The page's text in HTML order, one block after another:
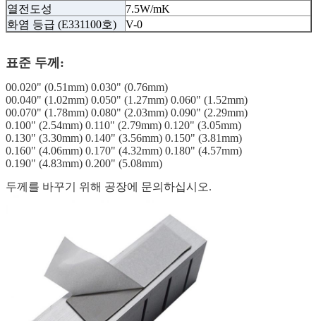
열전도성
7.5W/mK
화염 등급 (E331100호)
V-0
표준 두께:
00.020" (0.51mm) 0.030" (0.76mm)
00.040" (1.02mm) 0.050" (1.27mm) 0.060" (1.52mm)
00.070" (1.78mm) 0.080" (2.03mm) 0.090" (2.29mm)
0.100" (2.54mm) 0.110" (2.79mm) 0.120" (3.05mm)
0.130" (3.30mm) 0.140" (3.56mm) 0.150" (3.81mm)
0.160" (4.06mm) 0.170" (4.32mm) 0.180" (4.57mm)
0.190" (4.83mm) 0.200" (5.08mm)
두께를 바꾸기 위해 공장에 문의하십시오.